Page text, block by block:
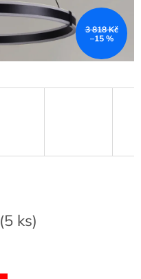
3 818 Kč
–15 %
(5 ks)